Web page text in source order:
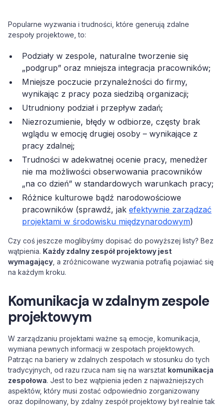
Popularne wyzwania i trudności, które generują zdalne
zespoły projektowe, to:
Podziały w zespole, naturalne tworzenie się
„podgrup” oraz mniejsza integracja pracowników;
Mniejsze poczucie przynależności do firmy,
wynikając z pracy poza siedzibą organizacji;
Utrudniony podział i przepływ zadań;
Niezrozumienie, błędy w odbiorze, częsty brak
wglądu w emocję drugiej osoby – wynikające z
pracy zdalnej;
Trudności w adekwatnej ocenie pracy, menedżer
nie ma możliwości obserwowania pracowników
„na co dzień” w standardowych warunkach pracy;
Różnice kulturowe bądź narodowościowe
pracowników (sprawdź, jak efektywnie zarządzać
projektami w środowisku międzynarodowym)
Czy coś jeszcze moglibyśmy dopisać do powyższej listy? Bez
wątpienia. Każdy zdalny zespół projektowy jest
wymagający , a zróżnicowane wyzwania potrafią pojawiać się
na każdym kroku.
Komunikacja w zdalnym zespole
projektowym
W zarządzaniu projektami ważne są emocje, komunikacja,
wymiana pewnych informacji w zespołach projektowych.
Patrząc na bariery w zdalnych zespołach w stosunku do tych
tradycyjnych, od razu rzuca nam się na warsztat komunikacja
zespołowa. Jest to bez wątpienia jeden z najważniejszych
aspektów, który musi zostać odpowiednio zorganizowany
oraz dopilnowany, by zdalny zespół projektowy był realnie tak